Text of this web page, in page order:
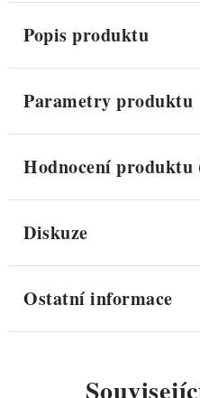
Popis produktu
Parametry produktu
Hodnocení produktu
Diskuze
Ostatní informace